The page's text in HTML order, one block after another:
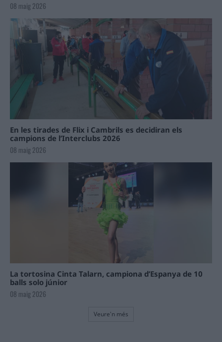
08 maig 2026
En les tirades de Flix i Cambrils es decidiran els
campions de l’Interclubs 2026
08 maig 2026
La tortosina Cinta Talarn, campiona d’Espanya de 10
balls solo júnior
08 maig 2026
Veure'n més